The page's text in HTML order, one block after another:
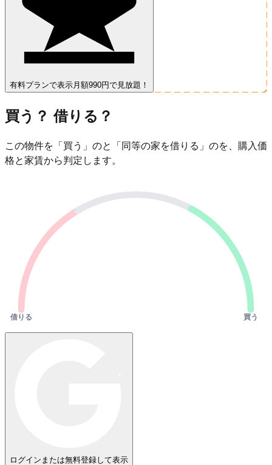
有料プランで表示 月額990円で見放題！
買う？ 借りる？
この物件を「買う」のと「同等の家を借りる」のを、購入価
格と家賃から判定します。
借りる 買う
ログインまたは無料登録して表示